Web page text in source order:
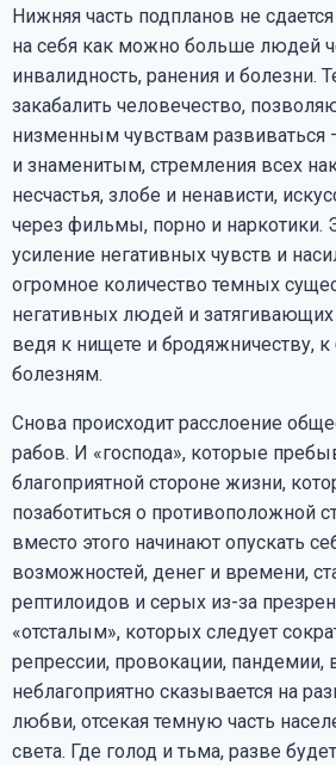
Нижняя часть подпланов не
на себя как можно больше людей
инвалидность, ранения и болезни.
закабалить человечество,
низменным чувствам развиваться
и знаменитым, стремления всех
несчастья, злобе и ненависти,
через фильмы, порно и наркотики.
усиление негативных чувств и
огромное количество темных
негативных людей и
ведя к нищете и бродяжничеству,
болезням.
Снова происходит расслоение
рабов. И «господа», которые
благоприятной стороне жизни,
позаботиться о противоположной
вместо этого начинают опускать
возможностей, денег и времени,
рептилоидов и серых из-за
«отсталым», которых следует
репрессии, провокации, пандемии,
неблагоприятно сказывается на
любви, отсекая темную часть
света. Где голод и тьма, разве